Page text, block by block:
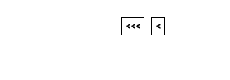
<<< <